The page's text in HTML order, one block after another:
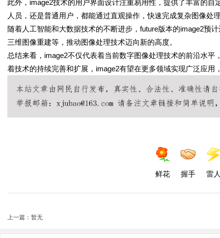
此外，image2技术的用户界面设计注重易用性，提供了丰富的
人员，还是普通用户，都能通过直观操作，快速完成复杂图像处
随着人工智能和大数据技术的不断进步，future版本的image2预
三维图像重建等，推动图像处理技术迈向新的高度。
总结来看，image2不仅代表着当前数字图像处理技术的前沿水
着技术的持续完善和扩展，image2有望在更多领域实现广泛应用
鲜花 握手 雷
上一篇：暂无